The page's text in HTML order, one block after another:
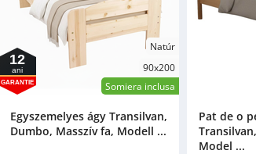
Natúr
90x200
Somiera inclusa
12
ani
GARANTIE
Egyszemelyes ágy Transilvan,
Dumbo, Masszív fa, Modell ...
Pat de o
Model ...